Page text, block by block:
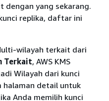
dengan yang sekarang.
replika, daftar ini
wilayah terkait dari
Terkait, AWS KMS
Wilayah dari kunci
halaman detail untuk
Anda memilih kunci